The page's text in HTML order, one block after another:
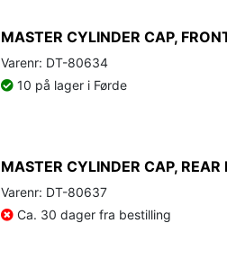
MASTER CYLINDER CAP,
Varenr: DT-80634
10 på lager i Førde
MASTER CYLINDER CAP,
Varenr: DT-80637
Ca. 30 dager fra bestilling